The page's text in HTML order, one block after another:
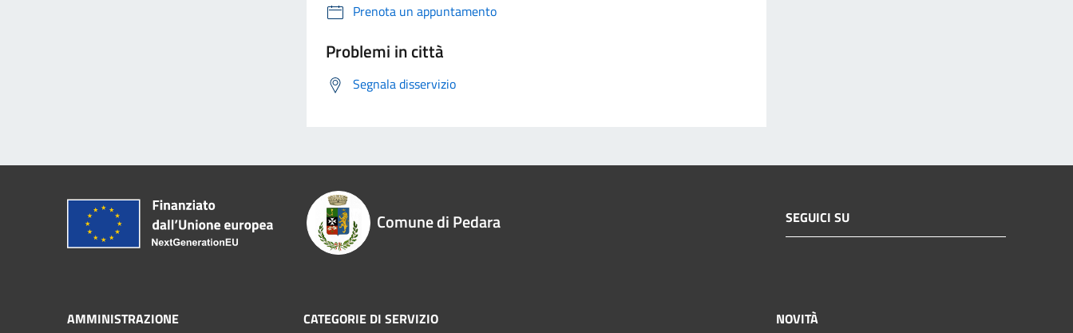
Prenota un appuntamento
Problemi in città
Segnala disservizio
Comune di Pedara SEGUICI SU
AMMINISTRAZIONE CATEGORIE DI SERVIZIO NOVITÀ